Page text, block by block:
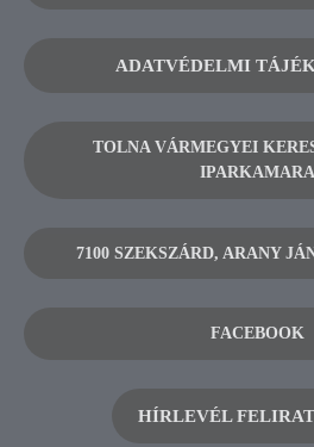
ADATVÉDELMI
TOLNA VÁRMEGYEI
IPARKAMARA
7100 SZEKSZÁRD, ARANY
FACEBOOK
HÍRLEVÉL